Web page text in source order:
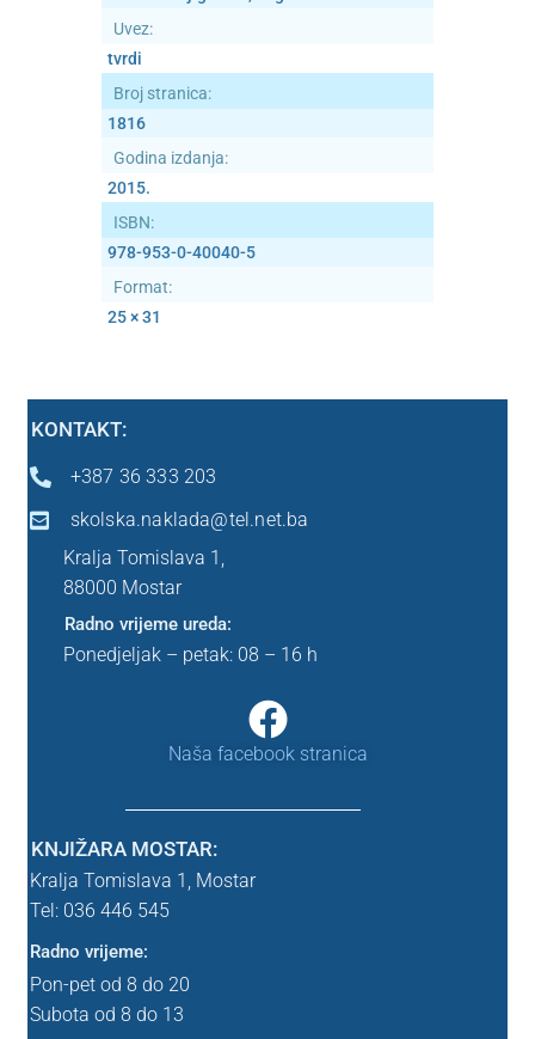
Četvrti razred
Deveti razred
Osmi razred
Ostalo
Peti razred
Šesti razred
Prvi razred
Drugi razred
Lektira SŠK
Uvjeti poslovanja
WEBINAR
WEBINAR – nema webinara
Uvez:
tvrdi
Broj stranica:
1816
Godina izdanja:
2015.
ISBN:
978-953-0-40040-5
Format:
25 × 31
KONTAKT:
+387 36 333 203
skolska.naklada@tel.net.ba
Kralja Tomislava 1,
88000 Mostar
Radno vrijeme ureda:
Ponedjeljak – petak: 08 – 16 h
Naša facebook stranica
KNJIŽARA MOSTAR:
Kralja Tomislava 1, Mostar
Tel: 036 446 545
Radno vrijeme:
Pon-pet od 8 do 20
Subota od 8 do 13